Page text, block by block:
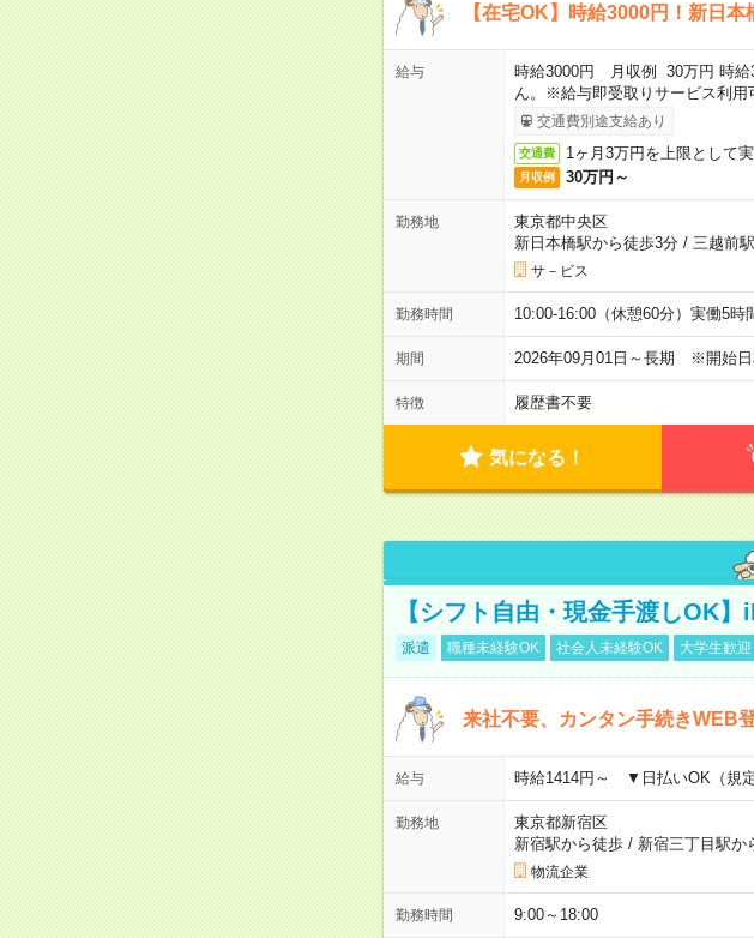
【在宅OK】時給3000円！新日本
給与
時給3000円 月収例 30万円 時給
ん。※給与即受取りサービス利用
交通費別途支給あり
交通費 1ヶ月3万円を上限として
月収例 30万円～
勤務地
東京都中央区
新日本橋駅から徒歩3分/ 三越前
サ－ビス
勤務時間 10:00-16:00（休憩60分）実働5時
期間 2026年09月01日～長期 ※開始
特徴 履歴書不要
気になる！
【シフト自由・現金手渡しOK
派遣 職種未経験OK 社会人未経験OK 大学生歓迎
来社不要、カンタン手続きWEB
給与 時給1414円～ ▼日払いOK（規
勤務地
東京都新宿区
新宿駅から徒歩/ 新宿三丁目駅か
物流企業
勤務時間 9:00～18:00